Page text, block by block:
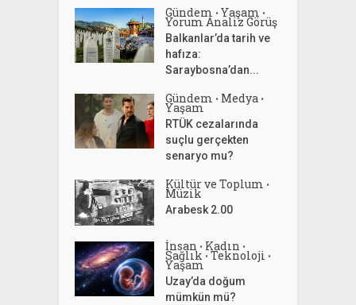
Gündem • Yaşam •
Yorum Analiz Görüş
Balkanlar’da tarih ve
hafıza:
Saraybosna’dan...
Gündem • Medya •
Yaşam
RTÜK cezalarında
suçlu gerçekten
senaryo mu?
Kültür ve Toplum •
Müzik
Arabesk 2.00
İnsan • Kadın •
Sağlık • Teknoloji •
Yaşam
Uzay’da doğum
mümkün mü?